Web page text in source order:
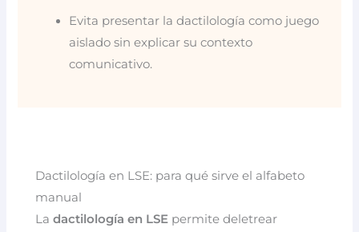
Evita presentar la dactilología como juego
aislado sin explicar su contexto
comunicativo.
Dactilología en LSE: para qué sirve el alfabeto
manual
Ladactilología en LSE permite deletrear